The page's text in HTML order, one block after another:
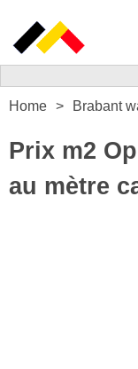
Home Brabant
Prix m2
au mètre